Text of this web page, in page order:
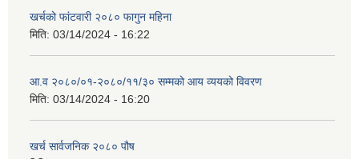
खर्चको फांटवारी २०८० फागुन महिना
मिति: 03/14/2024 - 16:22
आ.व २०८०/०१-२०८०/११/३० सम्मको आय व्ययको विवरण
मिति: 03/14/2024 - 16:20
खर्च सार्वजनिक २०८० पौष